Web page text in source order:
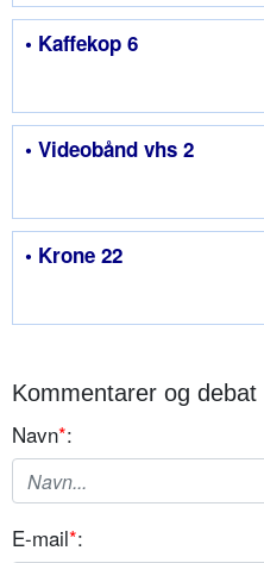
• Kaffekop 6
• Videobånd vhs 2
• Krone 22
Kommentarer og
Navn*:
E-mail*: